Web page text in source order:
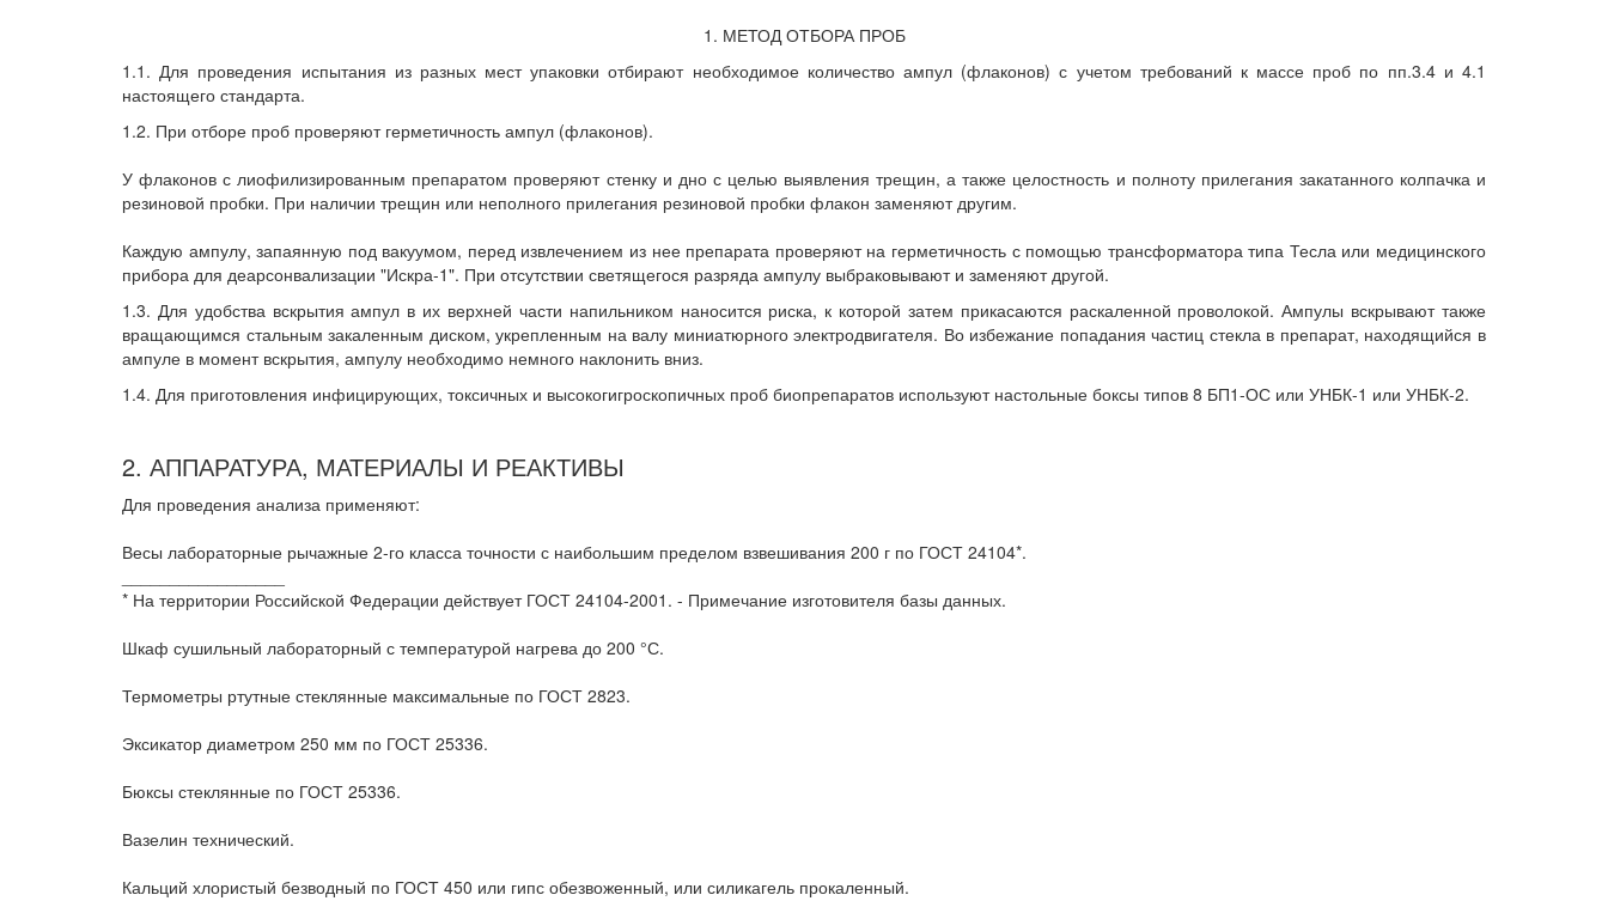
1. МЕТОД ОТБОРА ПРОБ
1.1. Для проведения испытания из разных мест упаковки отбирают необходимое количество ампул (флаконов) с учетом требований к массе проб по пп.3.4 и 4.1
настоящего стандарта.
1.2. При отборе проб проверяют герметичность ампул (флаконов).
У флаконов с лиофилизированным препаратом проверяют стенку и дно с целью выявления трещин, а также целостность и полноту прилегания закатанного колпачка и
резиновой пробки. При наличии трещин или неполного прилегания резиновой пробки флакон заменяют другим.
Каждую ампулу, запаянную под вакуумом, перед извлечением из нее препарата проверяют на герметичность с помощью трансформатора типа Тесла или медицинского
прибора для деарсонвализации "Искра-1". При отсутствии светящегося разряда ампулу выбраковывают и заменяют другой.
1.3. Для удобства вскрытия ампул в их верхней части напильником наносится риска, к которой затем прикасаются раскаленной проволокой. Ампулы вскрывают также
вращающимся стальным закаленным диском, укрепленным на валу миниатюрного электродвигателя. Во избежание попадания частиц стекла в препарат, находящийся в
ампуле в момент вскрытия, ампулу необходимо немного наклонить вниз.
1.4. Для приготовления инфицирующих, токсичных и высокогигроскопичных проб биопрепаратов используют настольные боксы типов 8 БП1-ОС или УНБК-1 или УНБК-2.
2. АППАРАТУРА, МАТЕРИАЛЫ И РЕАКТИВЫ
Для проведения анализа применяют:
Весы лабораторные рычажные 2-го класса точности с наибольшим пределом взвешивания 200 г по ГОСТ 24104*.
* На территории Российской Федерации действует ГОСТ 24104-2001. - Примечание изготовителя базы данных.
Шкаф сушильный лабораторный с температурой нагрева до 200 °С.
Термометры ртутные стеклянные максимальные по ГОСТ 2823.
Эксикатор диаметром 250 мм по ГОСТ 25336.
Бюксы стеклянные по ГОСТ 25336.
Вазелин технический.
Кальций хлористый безводный по ГОСТ 450 или гипс обезвоженный, или силикагель прокаленный.